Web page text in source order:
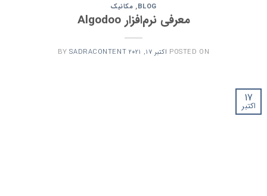
BLOG
, مکانیک
معرفی نرم‌افزار Algodoo
POSTED ON اکتبر 17, 2021 BYSADRACONTENT
17
اکتبر